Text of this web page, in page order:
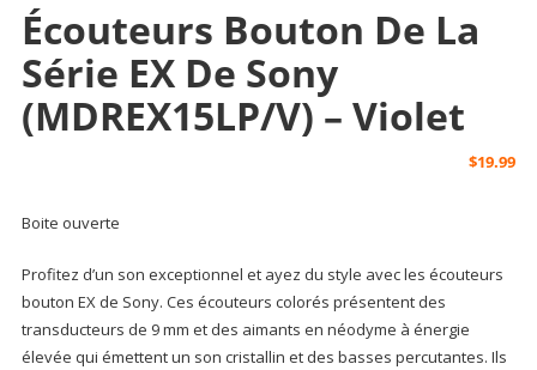
Écouteurs Bouton De La
Série EX De Sony
(MDREX15LP/V) – Violet
$19.99
Boite ouverte
Profitez d’un son exceptionnel et ayez du style avec les écouteurs
bouton EX de Sony. Ces écouteurs colorés présentent des
transducteurs de 9 mm et des aimants en néodyme à énergie
élevée qui émettent un son cristallin et des basses percutantes. Ils